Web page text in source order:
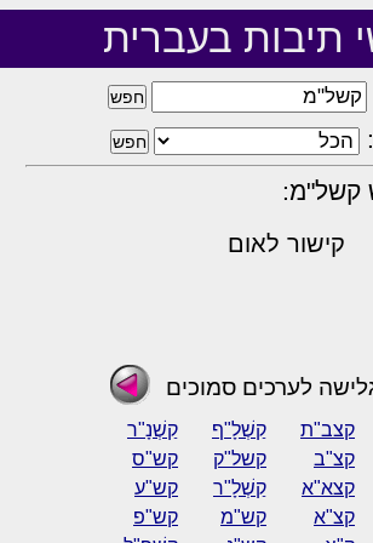
תיבות בעברית
קשל"מ:
קישור לאום
לערכים סמוכים
קצב"ת קַשְׁלָ"ף
קַשְׁנָ"ר
קצ"ב קשל"ק
קש"ס
קצא"א קַשְׁלָ"ר
קש"ע
קצ"א קש"מ
קש"פ